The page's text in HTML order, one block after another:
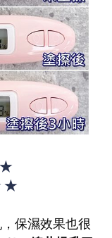
★
★
保濕效果也很